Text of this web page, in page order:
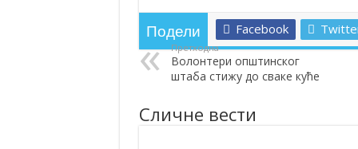
Додела подстицаја за подршку
Полагањем венаца и свечаном
Братске и пријатељске општине и
ОБАВЕШТЕЊЕ – Бесплатан СкиПас
Подели Facebook
Претходна
Волонтери општинског
штаба стижу до сваке куће
Сличне вести